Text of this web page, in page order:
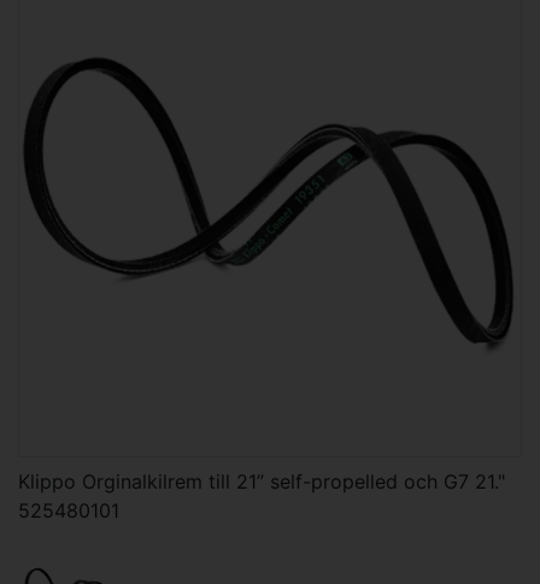
Klippo Orginalkilrem till 21” self-propelled och G7 21."
525480101